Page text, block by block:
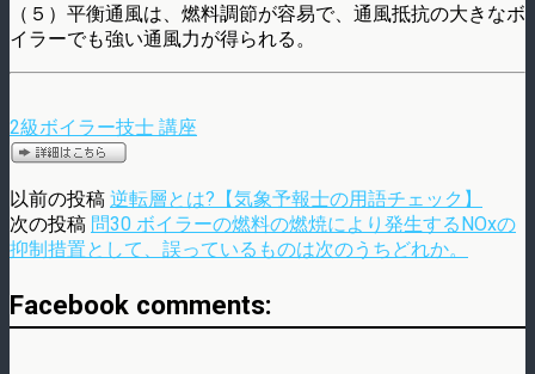
（５）平衡通風は、燃料調節が容易で、通風抵抗の大きなボ
イラーでも強い通風力が得られる。
2級ボイラー技士 講座
以前の投稿 逆転層とは?【気象予報士の用語チェック】
次の投稿 問30 ボイラーの燃料の燃焼により発生するNOxの
抑制措置として、誤っているものは次のうちどれか。
Facebook comments: